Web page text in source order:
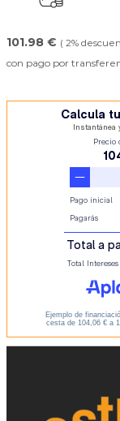
101.98 € ( 2%
con pago por